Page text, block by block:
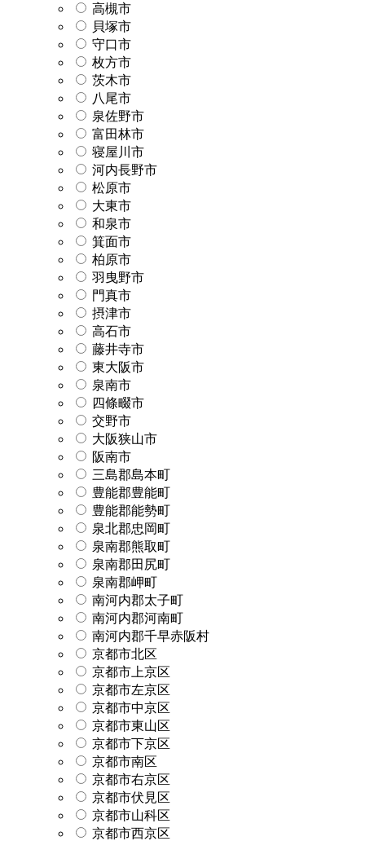
高槻市
貝塚市
守口市
枚方市
茨木市
八尾市
泉佐野市
富田林市
寝屋川市
河内長野市
松原市
大東市
和泉市
箕面市
柏原市
羽曳野市
門真市
摂津市
高石市
藤井寺市
東大阪市
泉南市
四條畷市
交野市
大阪狭山市
阪南市
三島郡島本町
豊能郡豊能町
豊能郡能勢町
泉北郡忠岡町
泉南郡熊取町
泉南郡田尻町
泉南郡岬町
南河内郡太子町
南河内郡河南町
南河内郡千早赤阪村
京都市北区
京都市上京区
京都市左京区
京都市中京区
京都市東山区
京都市下京区
京都市南区
京都市右京区
京都市伏見区
京都市山科区
京都市西京区